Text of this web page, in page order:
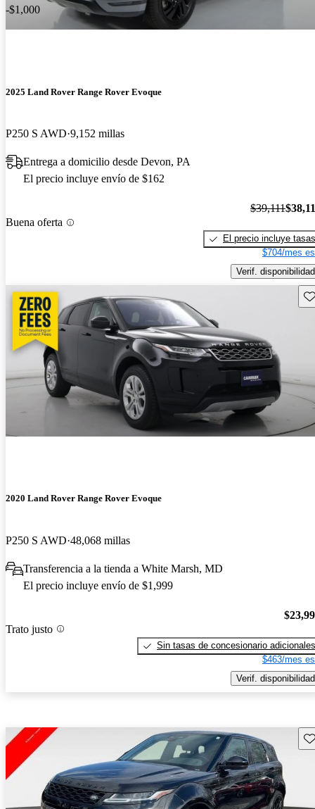
-$1,000
2025 Land Rover Range Rover Evoque
P250 S AWD 9,152 millas
Entrega a domicilio desde Devon, PA
El precio incluye envío de $162
Buena oferta
$39,111
El precio incluye tasas
$704/mes
Verif. disponibilidad
2020 Land Rover Range Rover Evoque
P250 S AWD 48,068 millas
Transferencia a la tienda a White Marsh, MD
El precio incluye envío de $1,999
Trato justo
Sin tasas de concesionario adicionales
$463/mes
Verif. disponibilidad